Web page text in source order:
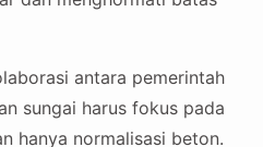
antara pemerintah
sungai harus fokus pada
hanya normalisasi beton.